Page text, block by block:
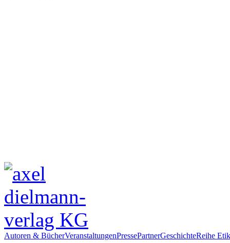
Autoren & BücherVeranstaltungenPressePartnerGeschichteReihe